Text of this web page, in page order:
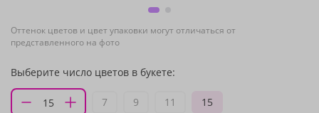
Оттенок цветов и цвет упаковки могут отличаться от
представленного на фото
Выберите число цветов в букете:
7 9 11 15